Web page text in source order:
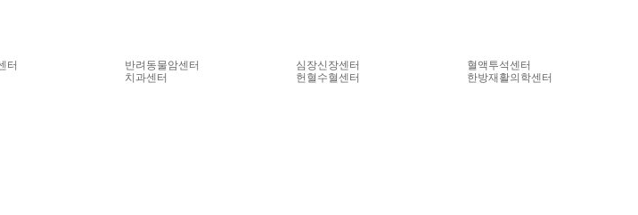
터 반려동물암센터 심장신장센터
혈액투석센터
치과센터 헌혈수혈센터 한방재활의학센터